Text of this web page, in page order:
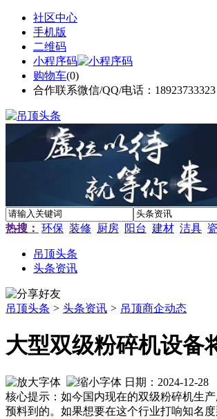
社区中心
手机版
二维码
小程序码
购物车(0)
合作联系微信/QQ/电话：18923733323
热搜： 环保 装修 厨房 阳台 建材 洁具
吊顶头条
头条资讯
吊顶头条 > 头条资讯 > 吊顶商企动态
大型双级粉碎机设备
日期：2024-12-
核心提示：如今国内现在的双级粉碎机生
预料到的。如果想要在这个行业打响知名